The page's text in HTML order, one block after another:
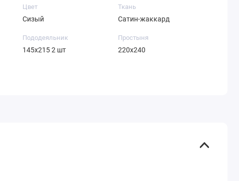
Цвет
Сизый
Ткань
Сатин-жаккард
Пододеяльник
145х215 2 шт
Простыня
220х240